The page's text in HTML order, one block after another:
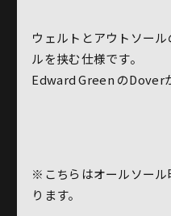
ウェルトとアウトソー
ルを挟む仕様です。
Edward Green のDover
※こちらはオールソール
ります。